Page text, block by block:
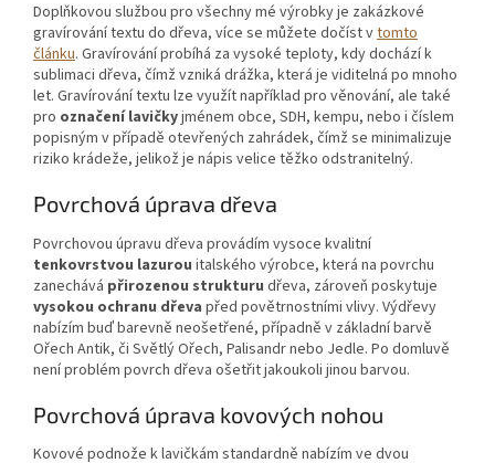
Doplňkovou službou pro všechny mé výrobky je zakázkové
gravírování textu do dřeva, více se můžete dočíst vtomto
článku. Gravírování probíhá za vysoké teploty, kdy dochází k
sublimaci dřeva, čímž vzniká drážka, která je viditelná po mnoho
let. Gravírování textu lze využít například pro věnování, ale také
pro označení lavičkyjménem obce, SDH, kempu, nebo i číslem
popisným v případě otevřených zahrádek, čímž se minimalizuje
riziko krádeže, jelikož je nápis velice těžko odstranitelný.
Povrchová úprava dřeva
Povrchovou úpravu dřeva provádím vysoce kvalitní
tenkovrstvou lazurou italského výrobce, která na povrchu
zanechává přirozenou strukturu dřeva, zároveň poskytuje
vysokou ochranu dřeva před povětrnostními vlivy. Výdřevy
nabízím buď barevně neošetřené, případně v základní barvě
Ořech Antik, či Světlý Ořech, Palisandr nebo Jedle. Po domluvě
není problém povrch dřeva ošetřit jakoukoli jinou barvou.
Povrchová úprava kovových nohou
Kovové podnože k lavičkám standardně nabízím ve dvou